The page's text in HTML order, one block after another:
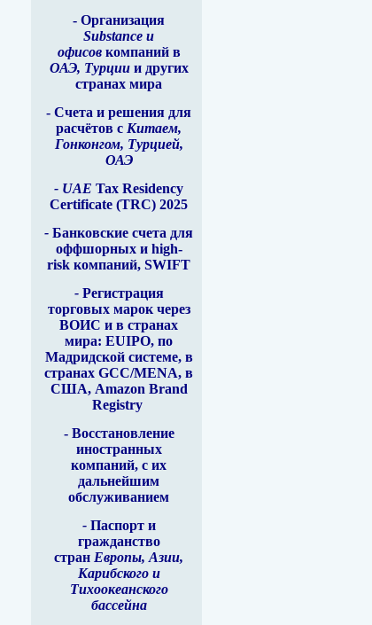
- Организация
Substance и
офисов компаний в
ОАЭ, Турциии других
странах мира
- Счета и решения для
расчётов с Китаем,
Гонконгом, Турцией,
ОАЭ
- UAE Tax Residency
Certificate (TRC) 2025
- Банковские счета для
оффшорных и high-
risk компаний, SWIFT
- Регистрация
торговых марок через
ВОИС и в странах
мира: EUIPO, по
Мадридской системе, в
странах GCC/MENA, в
США, Amazon Brand
Registry
- Восстановление
иностранных
компаний, с их
дальнейшим
обслуживанием
- Паспорт и
гражданство
стран Европы, Азии,
Карибского и
Тихоокеанского
бассейна